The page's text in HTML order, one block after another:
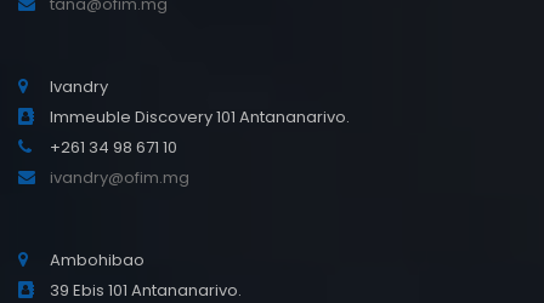
Ivandry
Immeuble Discovery 101 Antananarivo.
+261 34 98 671 10
ivandry@ofim.mg
Ambohibao
39 Ebis 101 Antananarivo.